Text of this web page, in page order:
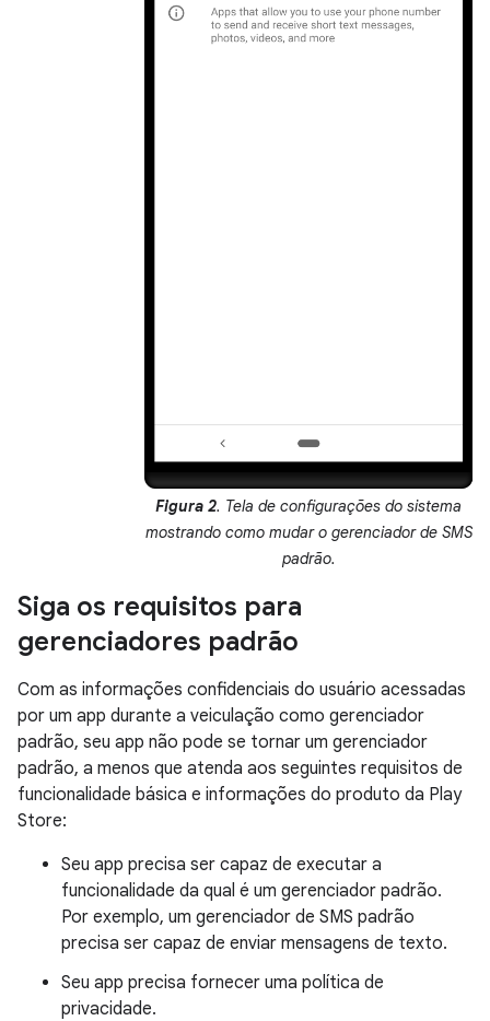
Figura 2. Tela de configurações do sistema
mostrando como mudar o gerenciador de SMS
padrão.
Siga os requisitos para
gerenciadores padrão
Com as informações confidenciais do usuário acessadas
por um app durante a veiculação como gerenciador
padrão, seu app não pode se tornar um gerenciador
padrão, a menos que atenda aos seguintes requisitos de
funcionalidade básica e informações do produto da Play
Store:
Seu app precisa ser capaz de executar a
funcionalidade da qual é um gerenciador padrão.
Por exemplo, um gerenciador de SMS padrão
precisa ser capaz de enviar mensagens de texto.
Seu app precisa fornecer uma política de
privacidade.